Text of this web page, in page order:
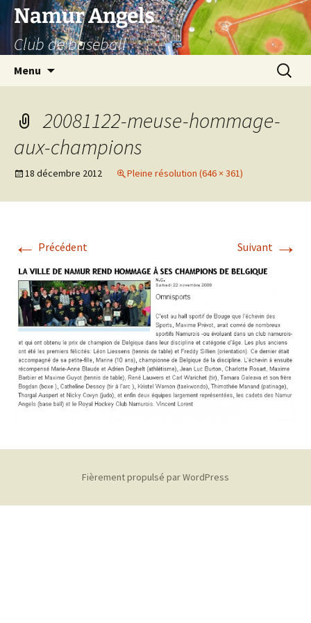
Aller
au
contenu
Namur Angels
Club de baseball
Menu
20081122-meuse-hommage-
aux-champions
18 décembre 2012 Pleine résolution (646 × 361)
← Précédent Suivant →
Fièrement propulsé par WordPress